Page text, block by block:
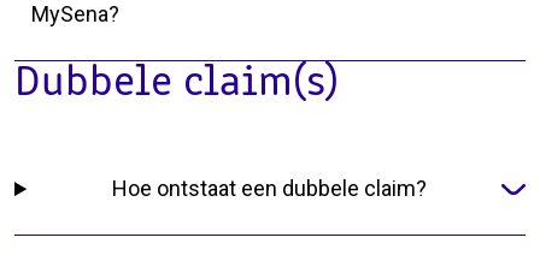
MySena?
Dubbele claim(s)
Hoe ontstaat een dubbele claim?